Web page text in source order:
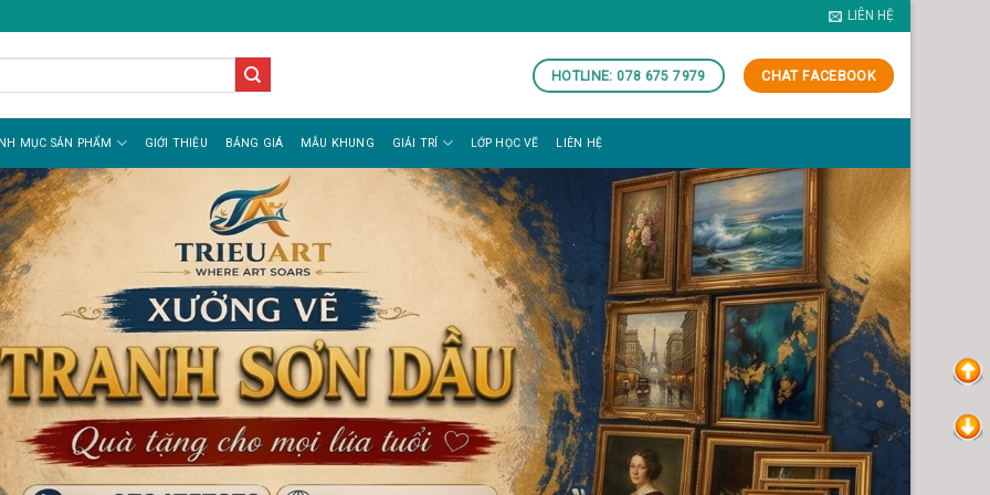
LIÊN HỆ
HOTLINE: 078 675 7979 CHAT FACEBOOK
MỤC SẢN PHẨM GIỚI THIỆU BẢNG GIÁ MẪU KHUNG GIẢI TRÍ LỚP HỌC VẼ LIÊN HỆ